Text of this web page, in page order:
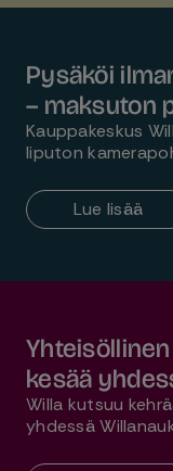
Pysäköi
– maksuton
Kauppakeskus
liputon
Lue lisää
kesää
Willa kutsuu
yhdessä